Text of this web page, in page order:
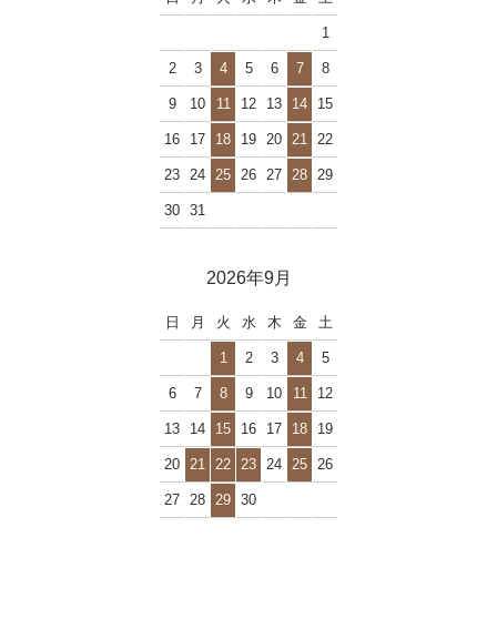
1
2 3 4 5 6 7 8
9 10 11 12 13 14 15
16 17 18 19 20 21 22
23 24 25 26 27 28 29
30 31
2026年9月
日 月 火 水 木 金 土
1 2 3 4 5
6 7 8 9 10 11 12
13 14 15 16 17 18 19
20 21 22 23 24 25 26
27 28 29 30